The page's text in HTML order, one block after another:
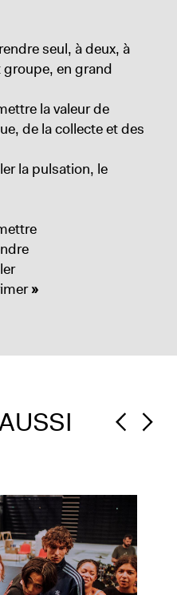
seul, à deux, à
en grand
la valeur de
de la collecte et des
la pulsation, le
»